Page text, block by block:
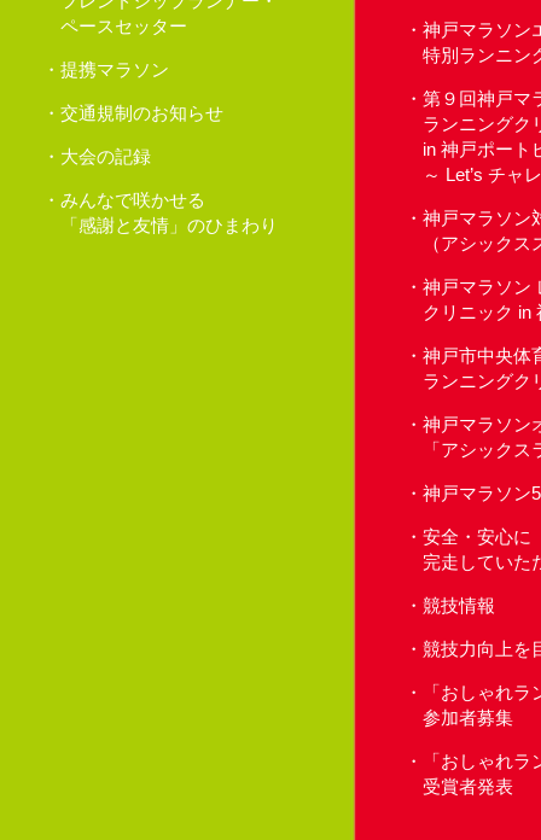
ペースセッター
提携マラソン
交通規制のお知らせ
大会の記録
みんなで咲かせる
「感謝と友情」のひまわり
神戸マラソン
特別ランニン
第９回神戸マ
ランニングク
in 神戸ポート
～ Let’s チャ
神戸マラソ
（アシックス
神戸マラソン
クリニック in
神戸市中央体
ランニングク
神戸マラソン
「アシック
神戸マラソン
安全・安心に
完走していた
競技情報
競技力向上を
「おしゃれ
参加者募集
「おしゃれ
受賞者発表